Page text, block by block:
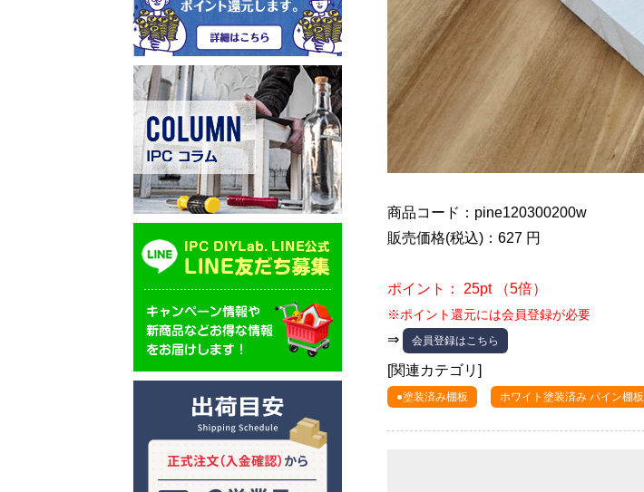
商品コード：pine120300200w
販売価格(税込)：627 円
ポイント： 25pt （5倍）
※ポイント還元には会員登録が必要
⇒ 会員登録はこちら
[関連カテゴリ]
●塗装済み棚板 ホワイト塗装済み パイン棚板